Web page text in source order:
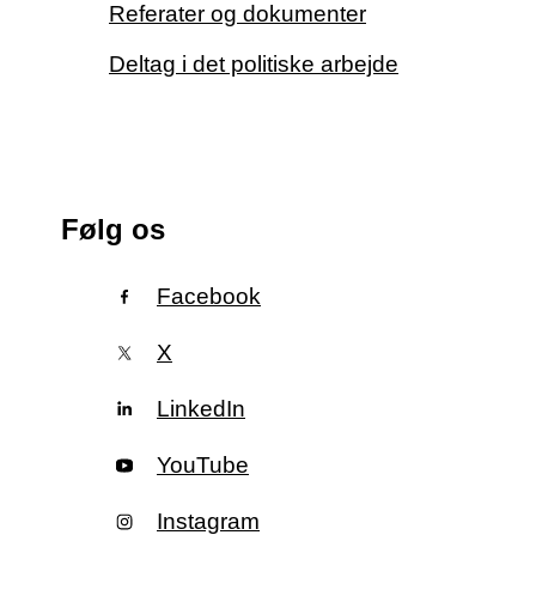
Referater og dokumenter
Deltag i det politiske arbejde
Følg os
Facebook
X
LinkedIn
YouTube
Instagram